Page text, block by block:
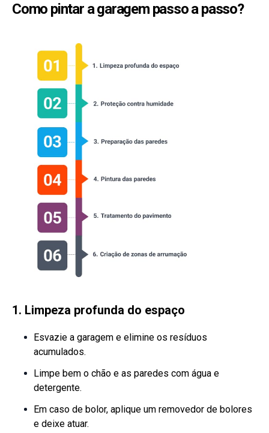
Como pintar a garagem passo a passo?
1. Limpeza profunda do espaço
Esvazie a garagem e elimine os resíduos
acumulados.
Limpe bem o chão e as paredes com água e
detergente.
Em caso de bolor, aplique um removedor de bolores
e deixe atuar.